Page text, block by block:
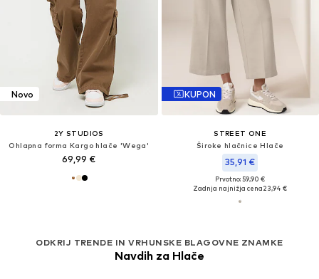
Novo
2Y STUDIOS
Ohlapna forma Kargo hlače 'Wega'
69,99 €
KUPON
STREET ONE
Široke hlačnice Hlače
35,91 €
Prvotno: 59,90 €
Zadnja najnižja cena23,94 €
ODKRIJ TRENDE IN VRHUNSKE BLAGOVNE ZNAMKE
Navdih za Hlače